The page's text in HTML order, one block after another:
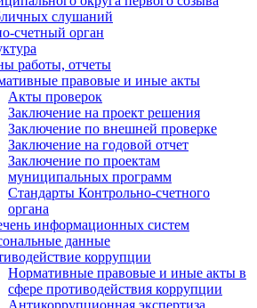
слушаний
счетный орган
работы, отчеты
правовые и иные акты
Акты проверок
Заключение на проект решения
Заключение по внешней проверке
Заключение на годовой отчет
Заключение по проектам
муниципальных программ
Стандарты Контрольно-счетного
органа
информационных систем
данные
коррупции
Нормативные правовые и иные акты в
сфере противодействия коррупции
Антикоррупционная экспертиза